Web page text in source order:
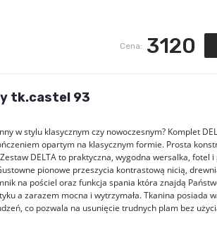
Cena: 3120
tk.castel 93
w stylu klasycznym czy nowoczesnym? Komplet
opartym na klasycznym formie. Prosta
DELTA to praktyczna, wygodna wersalka, fotel i
pionowe przeszycia kontrastową nicią,
na pościel oraz funkcja spania która znajdą
a zarazem mocna i wytrzymała. Tkanina posiada
co pozwala na usunięcie trudnych plam bez